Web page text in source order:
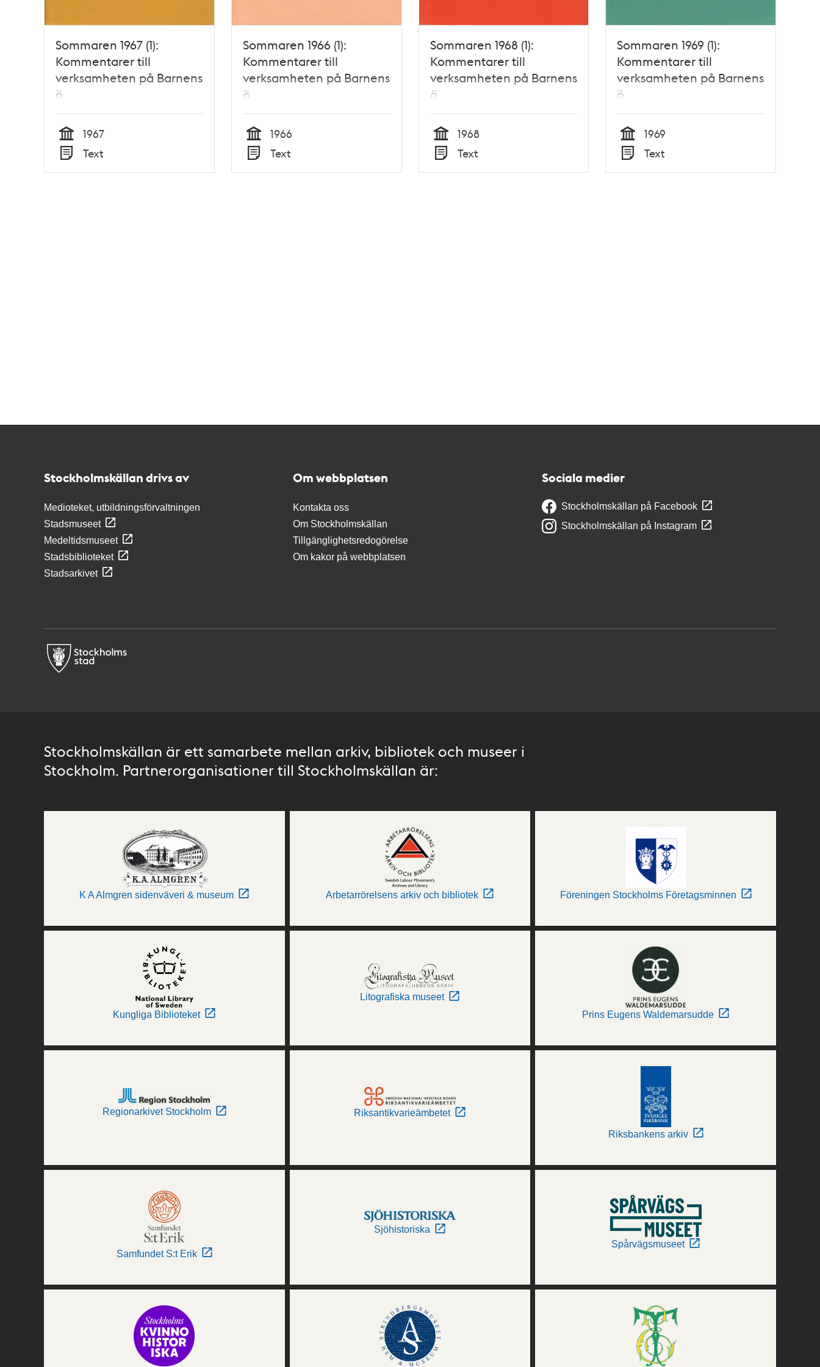
Sommaren 1967 (1):
Kommentarer till
verksamheten på Barnens
ö
Tid
1967
Typ
Text
Sommaren 1966 (1):
Kommentarer till
verksamheten på Barnens
ö
Tid
1966
Typ
Text
Sommaren 1968 (1):
Kommentarer till
verksamheten på Barnens
ö
Tid
1968
Typ
Text
Sommaren 1969 (1):
Kommentarer till
verksamheten på Barnens
ö
Tid
1969
Typ
Text
Stockholmskällan drivs av
Medioteket, utbildningsförvaltningen
Stadsmuseet
Medeltidsmuseet
Stadsbiblioteket
Stadsarkivet
Om webbplatsen
Kontakta oss
Om Stockholmskällan
Tillgänglighetsredogörelse
Om kakor på webbplatsen
Sociala medier
Stockholmskällan på Facebook
Stockholmskällan på Instagram
Stockholmskällan är ett samarbete mellan arkiv, bibliotek och museer i
Stockholm. Partnerorganisationer till Stockholmskällan är:
K A Almgren sidenväveri & museum Arbetarrörelsens arkiv och bibliotek Föreningen Stockholms Företagsminnen
Kungliga Biblioteket
Litografiska museet
Prins Eugens Waldemarsudde
Regionarkivet Stockholm Riksantikvarieämbetet
Riksbankens arkiv
Samfundet S:t Erik
Sjöhistoriska
Spårvägsmuseet